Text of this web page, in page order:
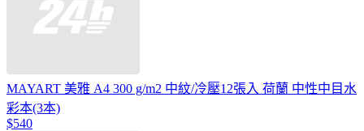
MAYART 美雅 A4 300 g/m2 中紋/冷壓12張入 荷蘭 中性中目水
彩本(3本)
$540